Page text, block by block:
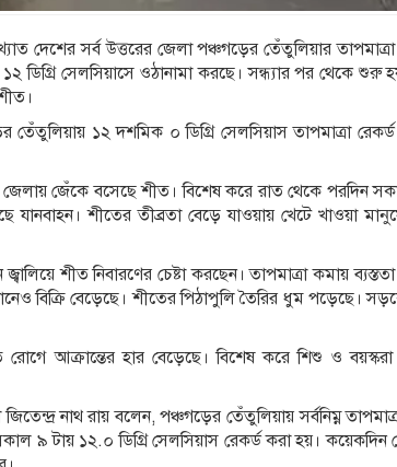
দেশের সর্ব উত্তরের জেলা পঞ্চগড়ের তেঁতুলিয়ার
ডিগ্রি সেলসিয়াসে ওঠানামা করছে। সন্ধ্যার পর থেকে শুরু
তেঁতুলিয়ায় ১২ দশমিক ০ ডিগ্রি সেলসিয়াস তাপমাত্রা
জেলায় জেঁকে বসেছে শীত। বিশেষ করে রাত থেকে পরদিন
শীতের তীব্রতা বেড়ে যাওয়ায় খেটে খাওয়া
শীত নিবারণের চেষ্টা করছেন। তাপমাত্রা কমায়
বিক্রি বেড়েছে। শীতের পিঠাপুলি তৈরির ধুম পড়েছে।
আক্রান্তের হার বেড়েছে। বিশেষ করে শিশু ও বয়স্করা
নাথ রায় বলেন, পঞ্চগড়ের তেঁতুলিয়ায় সর্বনিম্ন
৯ টায় ১২.০ ডিগ্রি সেলসিয়াস রেকর্ড করা হয়।